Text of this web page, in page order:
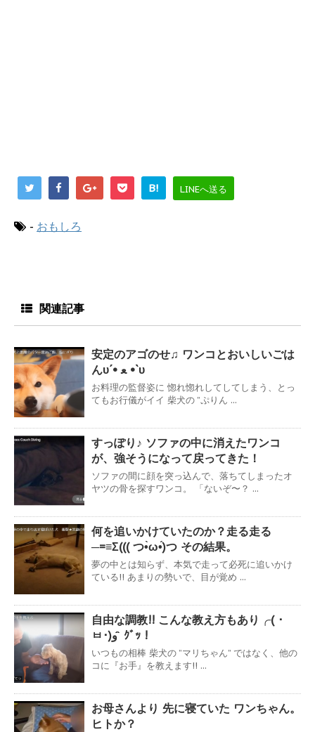
B! LINEへ送る
- おもしろ
関連記事
安定のアゴのせ♫ ワンコとおいしいごは
んυ´• ﻌ •`υ
お料理の監督姿に 惚れ惚れしてしてしまう、とっ
てもお行儀がイイ 柴犬の ”ぷりん ...
すっぽり♪ ソファの中に消えたワンコ
が、強そうになって戻ってきた！
ソファの間に顔を突っ込んで、落ちてしまったオ
ヤツの骨を探すワンコ。 「ないぞ〜？ ...
何を追いかけていたのか？走る走る
─=≡Σ((( つ•̀ω•́)つ その結果。
夢の中とは知らず、本気で走って必死に追いかけ
ている!! あまりの勢いで、目が覚め ...
自由な調教!! こんな教え方もあり╭( ･
ㅂ･)و ̑̑ ｸﾞｯ !
いつもの相棒 柴犬の ”マリちゃん” ではなく、他の
コに『お手』を教えます!! ...
お母さんより 先に寝ていた ワンちゃん。
ヒトか？